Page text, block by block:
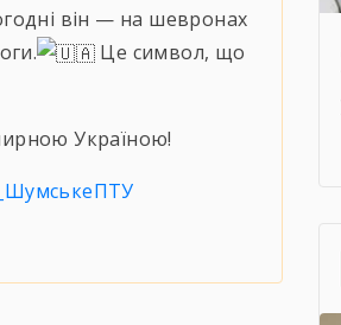
він — на шевронах
Це символ, що
Україною!